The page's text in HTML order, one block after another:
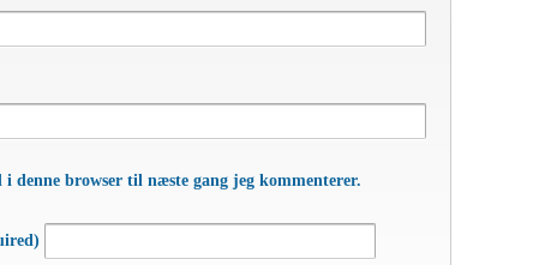
denne browser til næste gang jeg kommenterer.